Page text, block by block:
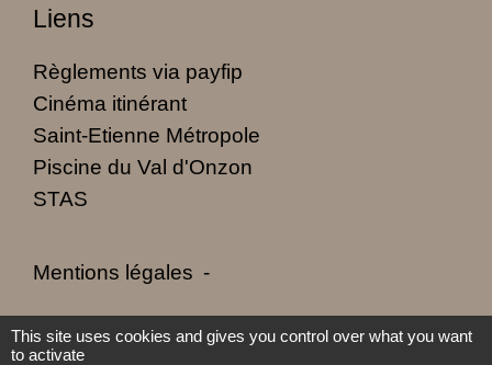
Liens
Règlements via payfip
Cinéma itinérant
Saint-Etienne Métropole
Piscine du Val d'Onzon
STAS
Mentions légales -
Politique de confidentialité - Accessibilité -
This site uses cookies and gives you control over what you want
to activate